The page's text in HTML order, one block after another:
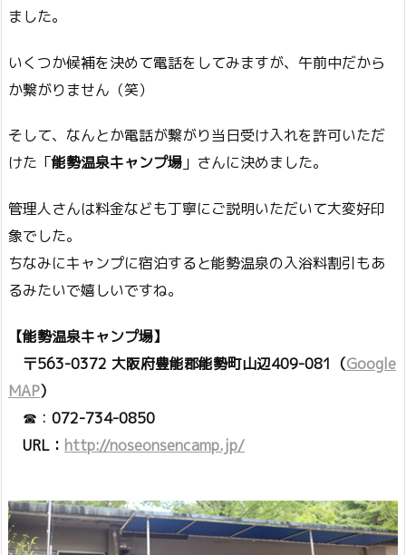
ました。
いくつか候補を決めて電話をしてみますが、午前中だから
か繋がりません（笑）
そして、なんとか電話が繋がり当日受け入れを許可いただ
けた「能勢温泉キャンプ場 」さんに決めました。
管理人さんは料金なども丁寧にご説明いただいて大変好印
象でした。
ちなみにキャンプに宿泊すると能勢温泉の入浴料割引もあ
るみたいで嬉しいですね。
【能勢温泉キャンプ場】
〒563-0372 大阪府豊能郡能勢町山辺409-081（Google
MAP）
☎： 072-734-0850
URL： http://noseonsencamp.jp/